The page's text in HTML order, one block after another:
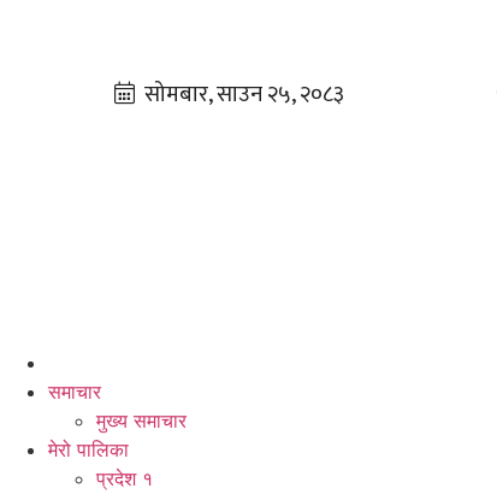
समाचार
मुख्य समाचार
मेरो पालिका
प्रदेश १